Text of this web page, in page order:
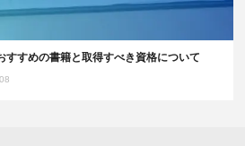
すすめの書籍と取得すべき資格について